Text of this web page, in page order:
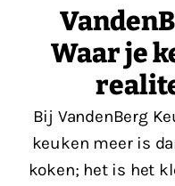
Waar je
Bij VandenBerg
keuken meer is
koken; het is het